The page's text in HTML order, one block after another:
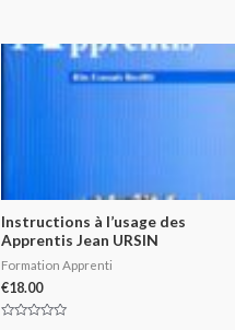
5
Instructions à l’usage des
Apprentis Jean URSIN
Formation Apprenti
€18.00